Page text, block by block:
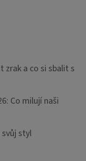
zrak a co si sbalit s
Co milují naši
styl